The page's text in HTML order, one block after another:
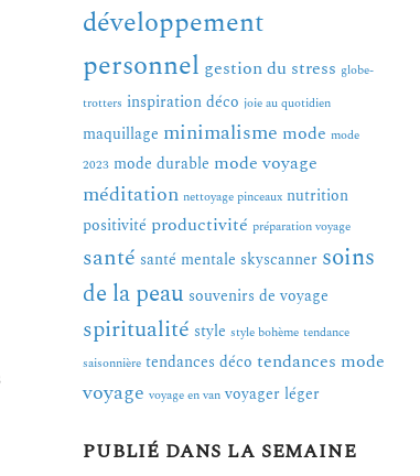
développement
personnel gestion du stress globe-
trotters inspiration déco joie au quotidien
maquillage minimalisme mode mode
2023 mode durable mode voyage
méditation nettoyage pinceaux nutrition
positivité productivité préparation voyage
santé santé mentale skyscanner soins
de la peau souvenirs de voyage
spiritualité style style bohème tendance
saisonnière tendances déco tendances mode
voyage voyage en van voyager léger
PUBLIÉ DANS LA SEMAINE